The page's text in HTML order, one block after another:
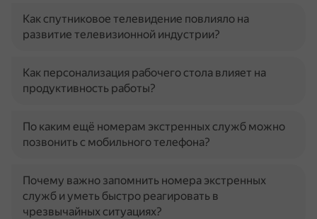
Как спутниковое телевидение повлияло на
развитие телевизионной индустрии?
Как персонализация рабочего стола влияет на
продуктивность работы?
По каким ещё номерам экстренных служб можно
позвонить с мобильного телефона?
Почему важно запомнить номера экстренных
служб и уметь быстро реагировать в
чрезвычайных ситуациях?